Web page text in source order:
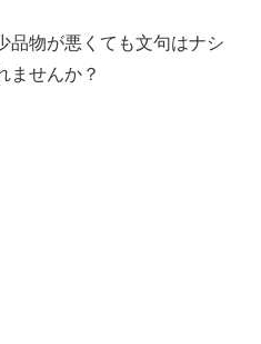
品物が悪くても文句はナシ
ませんか？